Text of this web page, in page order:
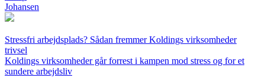
Johansen
Stressfri arbejdsplads? Sådan fremmer Koldings virksomheder
trivsel
Koldings virksomheder går forrest i kampen mod stress og for et
sundere arbejdsliv